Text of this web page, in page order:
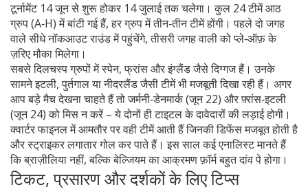
टूर्नामेंट 14 जून से शुरू होकर 14 जुलाई तक चलेगा। कुल 24 टीमें आठ
ग्रुप (A‑H) में बांटी गई हैं, हर ग्रुप में तीन‑तीन टीमें होंगी। पहले दो जगह
वाले सीधे नॉकआउट राउंड में पहुंचेंगे, तीसरी जगह वाली को प्ले‑ऑफ़ के
ज़रिए मौका मिलेगा।
सबसे दिलचस्प ग्रुपों में स्पेन, फ्रांस और इंग्लैंड जैसे दिग्गज हैं। उनके
सामने इटली, पुर्तगाल या नीदरलैंड जैसी टीमें भी मजबूती दिखा रही हैं। अगर
आप बड़े मैच देखना चाहते हैं तो जर्मनी‑डेनमार्क (जून 22) और फ़्रांस‑इटली
(जून 24) को मिस न करें – ये दोनों ही टाइटल के दावेदारों की लड़ाई होगी।
क्वार्टर फाइनल में आमतौर पर वही टीमें आती हैं जिनकी डिफेंस मजबूत होती है
और स्ट्राइकर लगातार गोल कर पाते हैं। इस साल कई एनालिस्ट मानते हैं
कि ब्राज़ीलिया नहीं, बल्कि बेल्जियम का आक्रमण फ़ॉर्म बहुत दांव पे होगा।
टिकट, प्रसारण और दर्शकों के लिए टिप्स